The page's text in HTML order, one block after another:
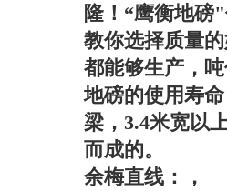
隆！“鹰衡地磅
教你选择质量
都能够生产，
地磅的使用寿
梁，3.4米宽以
而成的。
余梅直线：，